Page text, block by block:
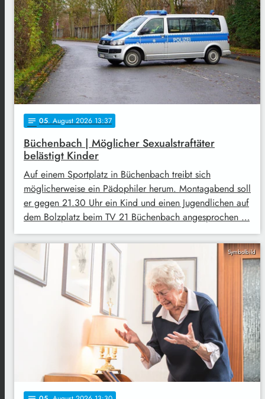
notes 05. August 2026 13:37
Büchenbach | Möglicher Sexualstraftäter
belästigt Kinder
Auf einem Sportplatz in Büchenbach treibt sich
möglicherweise ein Pädophiler herum. Montagabend soll
er gegen 21.30 Uhr ein Kind und einen Jugendlichen auf
dem Bolzplatz beim TV 21 Büchenbach angesprochen …
Symbolbild